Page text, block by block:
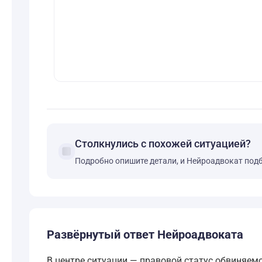
forum Столкнулись с похожей ситуацией?
Подробно опишите детали, и Нейроадвокат
Развёрнутый ответ Нейроадвоката